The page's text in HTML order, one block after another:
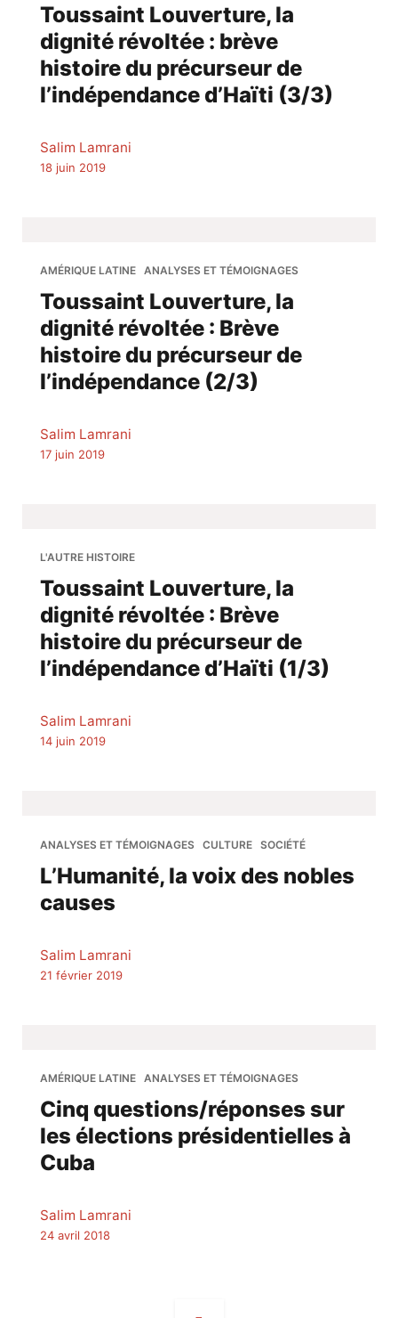
Toussaint Louverture, la
dignité révoltée : brève
histoire du précurseur de
l’indépendance d’Haïti (3/3)
Salim Lamrani
18 juin 2019
AMÉRIQUE LATINE ANALYSES ET TÉMOIGNAGES
Toussaint Louverture, la
dignité révoltée : Brève
histoire du précurseur de
l’indépendance (2/3)
Salim Lamrani
17 juin 2019
L'AUTRE HISTOIRE
Toussaint Louverture, la
dignité révoltée : Brève
histoire du précurseur de
l’indépendance d’Haïti (1/3)
Salim Lamrani
14 juin 2019
ANALYSES ET TÉMOIGNAGES CULTURE SOCIÉTÉ
L’Humanité, la voix des nobles
causes
Salim Lamrani
21 février 2019
AMÉRIQUE LATINE ANALYSES ET TÉMOIGNAGES
Cinq questions/réponses sur
les élections présidentielles à
Cuba
Salim Lamrani
24 avril 2018